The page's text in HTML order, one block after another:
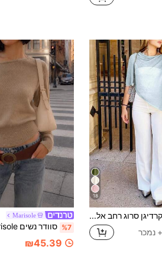
18
קרדיגן סרוג רחב אלגנטי ואופנתי, גזרה רחבה לנשים, קל משקל, יומיומי, לנסיעות ולחוף הים, סגנונות מגוונים לקיץ Marisole
%7
₪45.39